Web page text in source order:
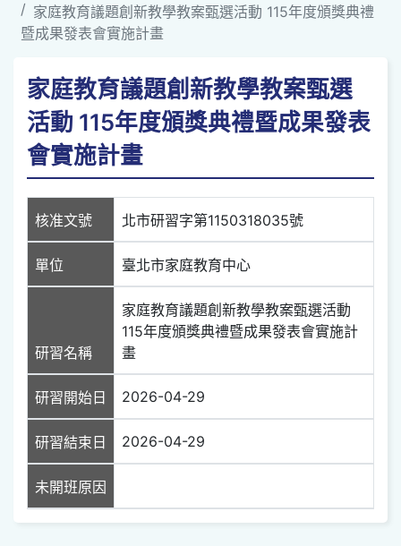
家庭教育議題創新教學教案甄選活動 115年度頒獎典禮
暨成果發表會實施計畫
家庭教育議題創新教學教案甄選
活動 115年度頒獎典禮暨成果發表
會實施計畫
核准文號 北市研習字第1150318035號
單位 臺北市家庭教育中心
研習名稱
家庭教育議題創新教學教案甄選活動
115年度頒獎典禮暨成果發表會實施計
畫
研習開始日 2026-04-29
研習結束日 2026-04-29
未開班原因